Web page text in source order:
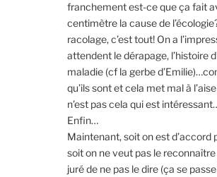
franchement est-ce que ça fait
centimètre la cause de
racolage, c’est tout! On a
attendent le dérapage, l’histoire
maladie (cf la gerbe
qu’ils sont et cela met mal à
n’est pas cela qui est
Enfin…
Maintenant, soit on est d’accord
soit on ne veut pas le reconnaître
juré de ne pas le dire (ça se